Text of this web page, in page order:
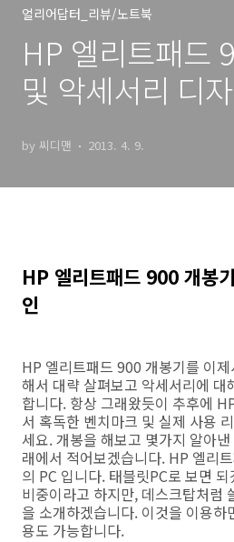
얼리어답터_리뷰/노트북
HP 엘리트패드
및 악세서리 디
by 씨디맨 2013. 4. 9.
HP 엘리트패드 900 개봉
인
HP 엘리트패드 900 개봉기를 이
해서 대략 살펴보고 악세서리에
합니다. 항상 그래왔듯이 추후에
서 혹독한 벤치마크 및 실제 사용
세요. 개봉을 해보고 몇가지 알아
래에서 적어보겠습니다. HP 엘리
의 PC 입니다. 태블릿PC로 보면
비중이라고 하지만, 데스크탑처럼
을 소개하겠습니다. 이것을 이용하
용도 가능합니다.